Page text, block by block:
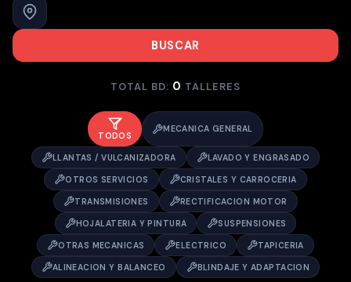
BUSCAR
TOTAL BD: 0 TALLERES
TODOS
MECANICA GENERAL
LLANTAS / VULCANIZADORA LAVADO Y ENGRASADO
OTROS SERVICIOS CRISTALES Y CARROCERIA
TRANSMISIONES RECTIFICACION MOTOR
HOJALATERIA Y PINTURA SUSPENSIONES
OTRAS MECANICAS ELECTRICO TAPICERIA
ALINEACION Y BALANCEO BLINDAJE Y ADAPTACION